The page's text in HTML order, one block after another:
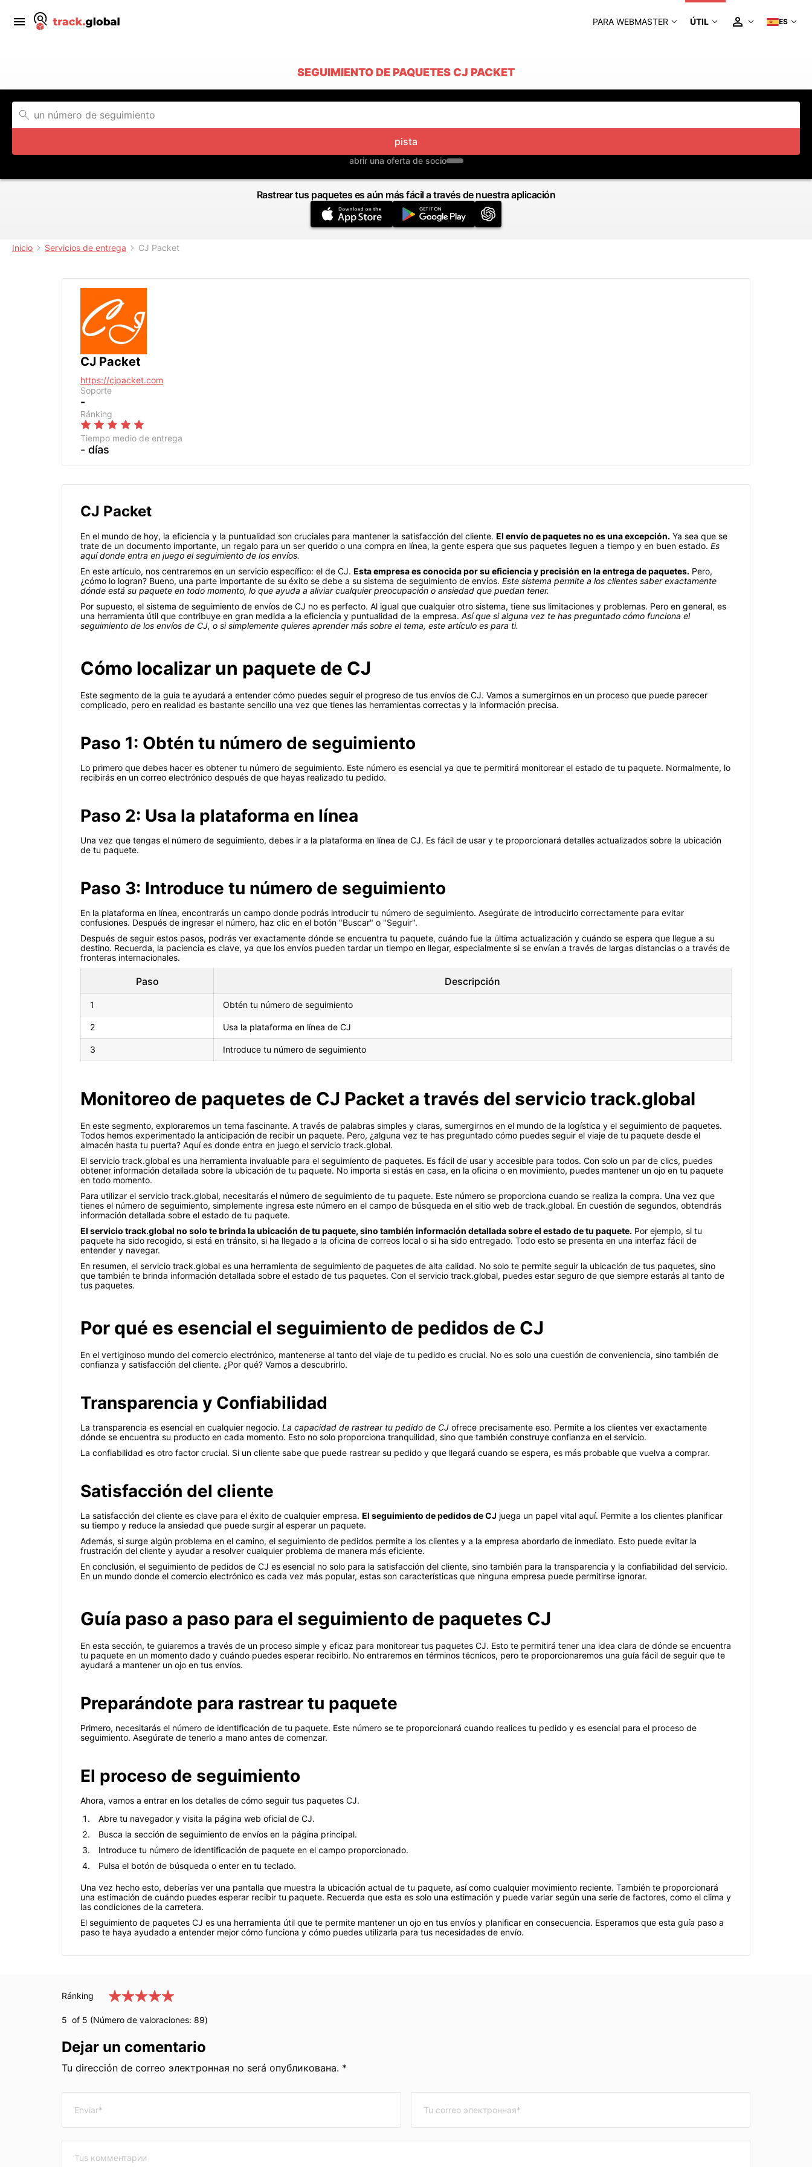
PARA WEBMASTER ÚTIL ES
SEGUIMIENTO DE PAQUETES CJ PACKET
pista
abrir una oferta de socio
Rastrear tus paquetes es aún más fácil a través de nuestra aplicación
Inicio Servicios de entrega CJ Packet
CJ Packet
https://cjpacket.com
Soporte
-
Ránking
Tiempo medio de entrega
- días
CJ Packet
En el mundo de hoy, la eficiencia y la puntualidad son cruciales para mantener la satisfacción del cliente. El envío de paquetes no es una excepción. Ya sea que se
trate de un documento importante, un regalo para un ser querido o una compra en línea, la gente espera que sus paquetes lleguen a tiempo y en buen estado. Es
aquí donde entra en juego el seguimiento de los envíos.
En este artículo, nos centraremos en un servicio específico: el de CJ. Esta empresa es conocida por su eficiencia y precisión en la entrega de paquetes. Pero,
¿cómo lo logran? Bueno, una parte importante de su éxito se debe a su sistema de seguimiento de envíos. Este sistema permite a los clientes saber exactamente
dónde está su paquete en todo momento, lo que ayuda a aliviar cualquier preocupación o ansiedad que puedan tener.
Por supuesto, el sistema de seguimiento de envíos de CJ no es perfecto. Al igual que cualquier otro sistema, tiene sus limitaciones y problemas. Pero en general, es
una herramienta útil que contribuye en gran medida a la eficiencia y puntualidad de la empresa. Así que si alguna vez te has preguntado cómo funciona el
seguimiento de los envíos de CJ, o si simplemente quieres aprender más sobre el tema, este artículo es para ti.
Cómo localizar un paquete de CJ
Este segmento de la guía te ayudará a entender cómo puedes seguir el progreso de tus envíos de CJ. Vamos a sumergirnos en un proceso que puede parecer
complicado, pero en realidad es bastante sencillo una vez que tienes las herramientas correctas y la información precisa.
Paso 1: Obtén tu número de seguimiento
Lo primero que debes hacer es obtener tu número de seguimiento. Este número es esencial ya que te permitirá monitorear el estado de tu paquete. Normalmente, lo
recibirás en un correo electrónico después de que hayas realizado tu pedido.
Paso 2: Usa la plataforma en línea
Una vez que tengas el número de seguimiento, debes ir a la plataforma en línea de CJ. Es fácil de usar y te proporcionará detalles actualizados sobre la ubicación
de tu paquete.
Paso 3: Introduce tu número de seguimiento
En la plataforma en línea, encontrarás un campo donde podrás introducir tu número de seguimiento. Asegúrate de introducirlo correctamente para evitar
confusiones. Después de ingresar el número, haz clic en el botón "Buscar" o "Seguir".
Después de seguir estos pasos, podrás ver exactamente dónde se encuentra tu paquete, cuándo fue la última actualización y cuándo se espera que llegue a su
destino. Recuerda, la paciencia es clave, ya que los envíos pueden tardar un tiempo en llegar, especialmente si se envían a través de largas distancias o a través de
fronteras internacionales.
Paso Descripción
1 Obtén tu número de seguimiento
2 Usa la plataforma en línea de CJ
3 Introduce tu número de seguimiento
Monitoreo de paquetes de CJ Packet a través del servicio track.global
En este segmento, exploraremos un tema fascinante. A través de palabras simples y claras, sumergirnos en el mundo de la logística y el seguimiento de paquetes.
Todos hemos experimentado la anticipación de recibir un paquete. Pero, ¿alguna vez te has preguntado cómo puedes seguir el viaje de tu paquete desde el
almacén hasta tu puerta? Aquí es donde entra en juego el servicio track.global.
El servicio track.global es una herramienta invaluable para el seguimiento de paquetes. Es fácil de usar y accesible para todos. Con solo un par de clics, puedes
obtener información detallada sobre la ubicación de tu paquete. No importa si estás en casa, en la oficina o en movimiento, puedes mantener un ojo en tu paquete
en todo momento.
Para utilizar el servicio track.global, necesitarás el número de seguimiento de tu paquete. Este número se proporciona cuando se realiza la compra. Una vez que
tienes el número de seguimiento, simplemente ingresa este número en el campo de búsqueda en el sitio web de track.global. En cuestión de segundos, obtendrás
información detallada sobre el estado de tu paquete.
El servicio track.global no solo te brinda la ubicación de tu paquete, sino también información detallada sobre el estado de tu paquete. Por ejemplo, si tu
paquete ha sido recogido, si está en tránsito, si ha llegado a la oficina de correos local o si ha sido entregado. Todo esto se presenta en una interfaz fácil de
entender y navegar.
En resumen, el servicio track.global es una herramienta de seguimiento de paquetes de alta calidad. No solo te permite seguir la ubicación de tus paquetes, sino
que también te brinda información detallada sobre el estado de tus paquetes. Con el servicio track.global, puedes estar seguro de que siempre estarás al tanto de
tus paquetes.
Por qué es esencial el seguimiento de pedidos de CJ
En el vertiginoso mundo del comercio electrónico, mantenerse al tanto del viaje de tu pedido es crucial. No es solo una cuestión de conveniencia, sino también de
confianza y satisfacción del cliente. ¿Por qué? Vamos a descubrirlo.
Transparencia y Confiabilidad
La transparencia es esencial en cualquier negocio. La capacidad de rastrear tu pedido de CJ ofrece precisamente eso. Permite a los clientes ver exactamente
dónde se encuentra su producto en cada momento. Esto no solo proporciona tranquilidad, sino que también construye confianza en el servicio.
La confiabilidad es otro factor crucial. Si un cliente sabe que puede rastrear su pedido y que llegará cuando se espera, es más probable que vuelva a comprar.
Satisfacción del cliente
La satisfacción del cliente es clave para el éxito de cualquier empresa. El seguimiento de pedidos de CJ juega un papel vital aquí. Permite a los clientes planificar
su tiempo y reduce la ansiedad que puede surgir al esperar un paquete.
Además, si surge algún problema en el camino, el seguimiento de pedidos permite a los clientes y a la empresa abordarlo de inmediato. Esto puede evitar la
frustración del cliente y ayudar a resolver cualquier problema de manera más eficiente.
En conclusión, el seguimiento de pedidos de CJ es esencial no solo para la satisfacción del cliente, sino también para la transparencia y la confiabilidad del servicio.
En un mundo donde el comercio electrónico es cada vez más popular, estas son características que ninguna empresa puede permitirse ignorar.
Guía paso a paso para el seguimiento de paquetes CJ
En esta sección, te guiaremos a través de un proceso simple y eficaz para monitorear tus paquetes CJ. Esto te permitirá tener una idea clara de dónde se encuentra
tu paquete en un momento dado y cuándo puedes esperar recibirlo. No entraremos en términos técnicos, pero te proporcionaremos una guía fácil de seguir que te
ayudará a mantener un ojo en tus envíos.
Preparándote para rastrear tu paquete
Primero, necesitarás el número de identificación de tu paquete. Este número se te proporcionará cuando realices tu pedido y es esencial para el proceso de
seguimiento. Asegúrate de tenerlo a mano antes de comenzar.
El proceso de seguimiento
Ahora, vamos a entrar en los detalles de cómo seguir tus paquetes CJ.
Abre tu navegador y visita la página web oficial de CJ.
Busca la sección de seguimiento de envíos en la página principal.
Introduce tu número de identificación de paquete en el campo proporcionado.
Pulsa el botón de búsqueda o enter en tu teclado.
Una vez hecho esto, deberías ver una pantalla que muestra la ubicación actual de tu paquete, así como cualquier movimiento reciente. También te proporcionará
una estimación de cuándo puedes esperar recibir tu paquete. Recuerda que esta es solo una estimación y puede variar según una serie de factores, como el clima y
las condiciones de la carretera.
El seguimiento de paquetes CJ es una herramienta útil que te permite mantener un ojo en tus envíos y planificar en consecuencia. Esperamos que esta guía paso a
paso te haya ayudado a entender mejor cómo funciona y cómo puedes utilizarla para tus necesidades de envío.
Ránking
5 of 5 (Número de valoraciones: 89)
Dejar un comentario
Tu dirección de correo электронная no será опубликована. *